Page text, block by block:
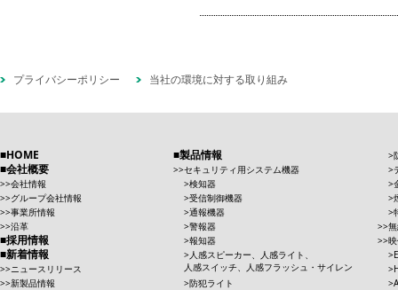
プライバシーポリシー 当社の環境に対する取り組み
HOME
会社概要
会社情報
グループ会社情報
事業所情報
沿革
採用情報
新着情報
ニュースリリース
新製品情報
製品情報
セキュリティ用システム機器
検知器
受信制御機器
通報機器
警報器
報知器
人感スピーカー、人感ライト、
人感スイッチ、人感フラッシュ・サイレン
防犯ライト